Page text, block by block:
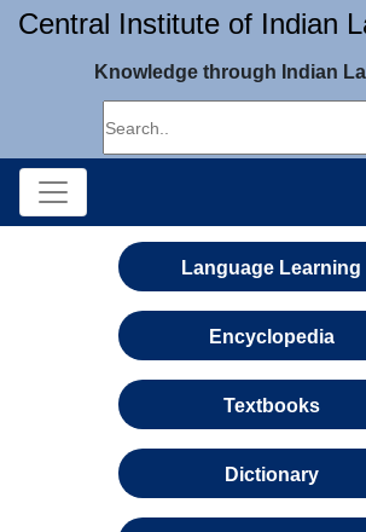
Central Institute of Indian
Knowledge through Indian
Language Learning
Encyclopedia
Textbooks
Dictionary